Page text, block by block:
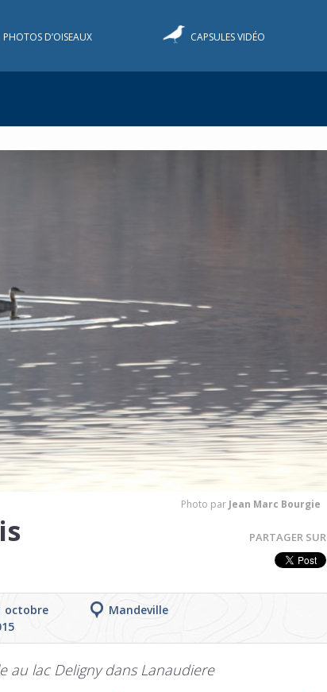
PHOTOS D’OISEAUX CAPSULES VIDÉO
Photo par Jean Marc Bourgie
PARTAGER SUR
octobre
Mandeville
au lac Deligny dans Lanaudiere